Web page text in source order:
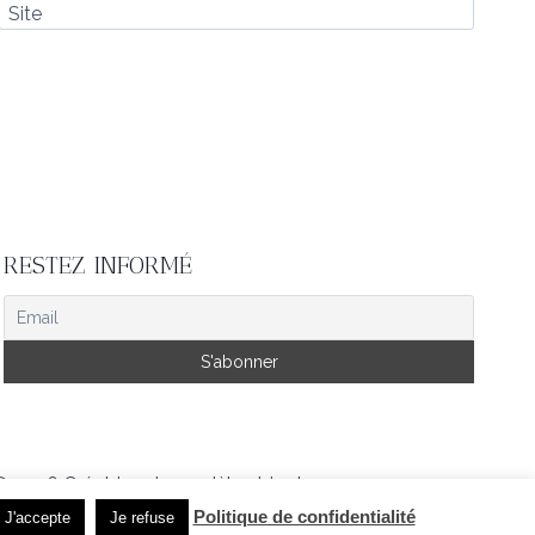
Site
RESTEZ INFORMÉ
2026 Créatrice de modèles tricot
J'accepte Je refuse Politique de confidentialité